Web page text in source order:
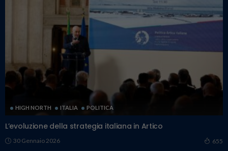
HIGH NORTH ITALIA POLITICA
L’evoluzione della strategia italiana in Artico
30 Gennaio 2026 655